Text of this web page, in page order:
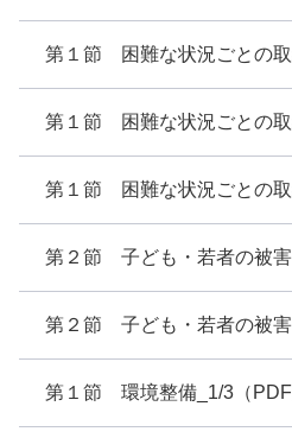
第１節 困難な状況ごとの取
第１節 困難な状況ごとの取
第１節 困難な状況ごとの取
第２節 子ども・若者の被害
第２節 子ども・若者の被害
第１節 環境整備_1/3（PDF